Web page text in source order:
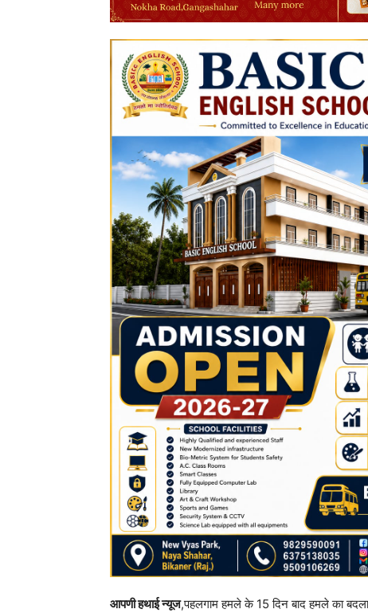
आपणी हथाई न्यूज,पहलगाम हमले के 15 दिन बाद हमले का